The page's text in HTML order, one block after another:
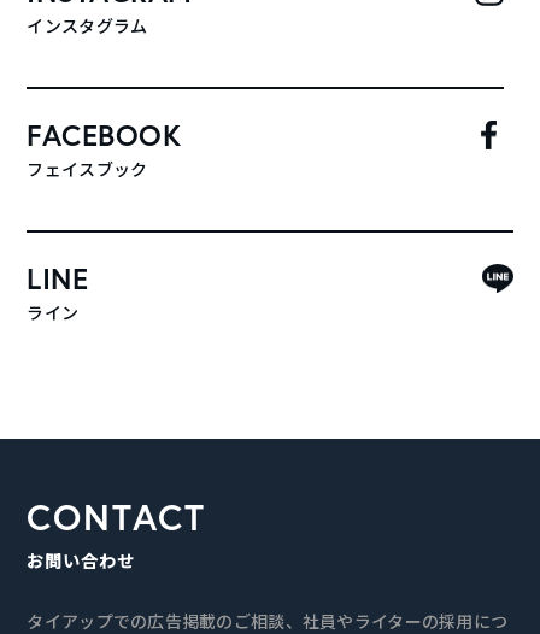
インスタグラム
FACEBOOK
フェイスブック
LINE
ライン
CONTACT
お問い合わせ
タイアップでの広告掲載のご相談、社員やライターの採用につ